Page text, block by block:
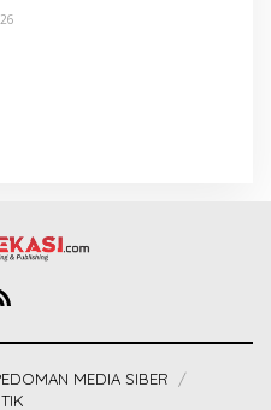
MEDIA SIBER